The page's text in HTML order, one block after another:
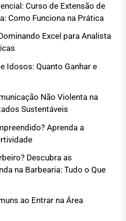
Curso de Extensão de
Como Funciona na Prática
Excel para Analista
Idosos: Quanto Ganhar e
Não Violenta na
Sustentáveis
Aprenda a
Descubra as
na Barbearia: Tudo o Que
ao Entrar na Área